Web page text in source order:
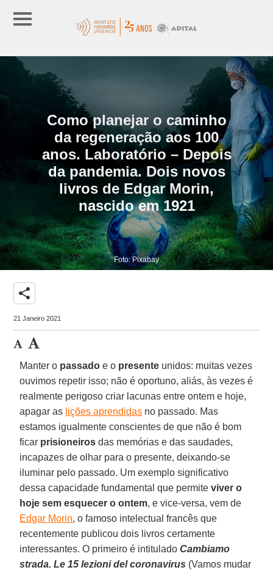
Como planejar o caminho
da regeneração aos 100
anos. Laboratório – Depois
da pandemia. Dois novos
livros de Edgar Morin,
nascido em 1921
Foto: Pixabay
share
21 Janeiro 2021
Manter o passado e o presente unidos: muitas vezes
ouvimos repetir isso; não é oportuno, aliás, às vezes é
realmente perigoso criar lacunas entre ontem e hoje,
apagar as lições aprendidas no passado. Mas
estamos igualmente conscientes de que não é bom
ficar prisioneiros das memórias e das saudades,
incapazes de olhar para o presente, deixando-se
iluminar pelo passado. Um exemplo significativo
dessa capacidade fundamental que permiteviver o
hoje sem esquecer o ontem, e vice-versa, vem de
Edgar Morin, o famoso intelectual francês que
recentemente publicou dois livros certamente
interessantes. O primeiro é intituladoCambiamo
strada. Le 15 lezioni del coronavirus (Vamos mudar